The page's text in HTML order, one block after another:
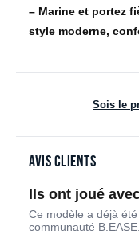
– Marine et portez
style moderne,
Sois le
Avis clients
Ils ont joué
Ce modèle a déjà
communauté B.EASE.